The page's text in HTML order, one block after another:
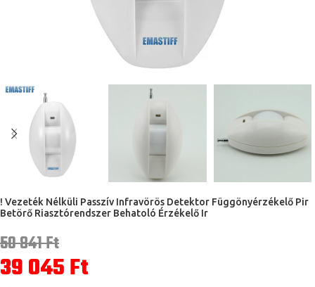
! Vezeték Nélküli Passzív Infravörös Detektor Függönyérzékelő Pir
Betörő Riasztórendszer Behatoló Érzékelő Ir
50 841Ft
39 045Ft